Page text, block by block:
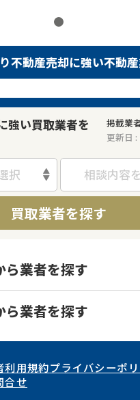
不動産売却に強い不動
強い買取業者を
掲載業
更新日 :
択 相談内容
買取業者を探す
ら業者を探す
青森県
宮城県
神奈川県
ら業者を探す
底地
利用規約プライバシーポ
合せ